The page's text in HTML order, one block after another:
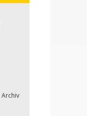
Archiv